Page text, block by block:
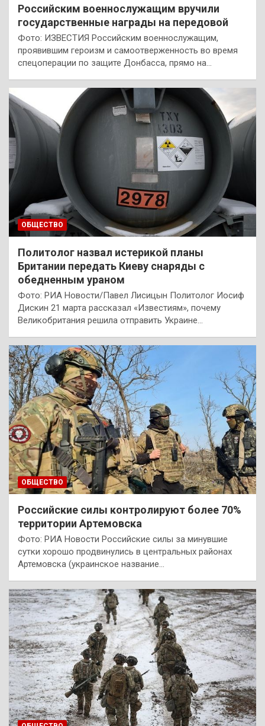
Российским военнослужащим вручили
государственные награды на передовой
Фото: ИЗВЕСТИЯ Российским военнослужащим,
проявившим героизм и самоотверженность во время
спецоперации по защите Донбасса, прямо на…
ОБЩЕСТВО
Политолог назвал истерикой планы
Британии передать Киеву снаряды с
обедненным ураном
Фото: РИА Новости/Павел Лисицын Политолог Иосиф
Дискин 21 марта рассказал «Известиям», почему
Великобритания решила отправить Украине…
ОБЩЕСТВО
Российские силы контролируют более 70%
территории Артемовска
Фото: РИА Новости Российские силы за минувшие
сутки хорошо продвинулись в центральных районах
Артемовска (украинское название…